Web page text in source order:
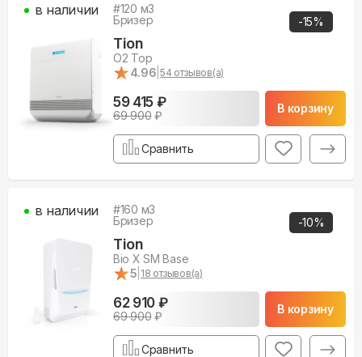
-15%
#120 м3
Бризер
Tion
O2 Top
★
★4.96 |54 отзывов(а)
59 415 ₽
69 900₽
В корзину
в наличии
Сравнить
-10%
#160 м3
Бризер
Tion
Bio X SM Base
★
★5 18 отзывов(а)
62 910 ₽
69 900₽
В корзину
в наличии
Сравнить